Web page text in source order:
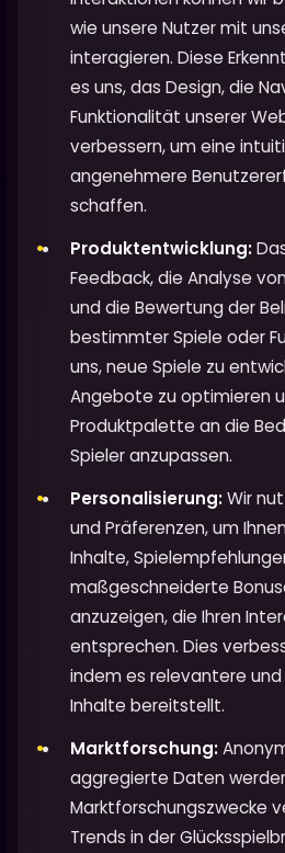
wie unsere Nutzer mit
interagieren. Diese
es uns, das Design, die
Funktionalität unserer
verbessern, um eine
angenehmere
schaffen.
Produktentwicklung:
Feedback, die Analyse
und die Bewertung der
bestimmter Spiele oder
uns, neue Spiele zu
Angebote zu optimieren
Produktpalette an die
Spieler anzupassen.
Personalisierung:Wir
und Präferenzen, um
Inhalte,
maßgeschneiderte
anzuzeigen, die Ihren
entsprechen. Dies
indem es relevantere
Inhalte bereitstellt.
Marktforschung:
aggregierte Daten
Marktforschungszwecke
Trends in der